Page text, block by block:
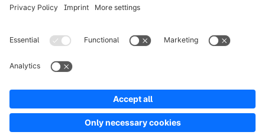
Resources
Terms & ConditionsPrivacyLegal notice